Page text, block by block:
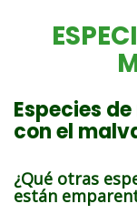
Especies
con el
¿Qué otras
están